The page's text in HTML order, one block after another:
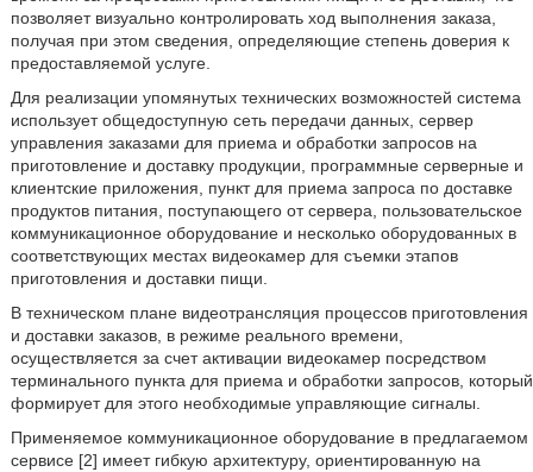
позволяет визуально контролировать ход выполнения заказа,
получая при этом сведения, определяющие степень доверия к
предоставляемой услуге.
Для реализации упомянутых технических возможностей система
использует общедоступную сеть передачи данных, сервер
управления заказами для приема и обработки запросов на
приготовление и доставку продукции, программные серверные и
клиентские приложения, пункт для приема запроса по доставке
продуктов питания, поступающего от сервера, пользовательское
коммуникационное оборудование и несколько оборудованных в
соответствующих местах видеокамер для съемки этапов
приготовления и доставки пищи.
В техническом плане видеотрансляция процессов приготовления
и доставки заказов, в режиме реального времени,
осуществляется за счет активации видеокамер посредством
терминального пункта для приема и обработки запросов, который
формирует для этого необходимые управляющие сигналы.
Применяемое коммуникационное оборудование в предлагаемом
сервисе [2] имеет гибкую архитектуру, ориентированную на